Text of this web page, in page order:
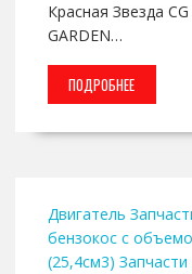
Красная Звезда
GARDEN…
ПОДРОБНЕЕ
Двигатель
бензокос с
(25,4см3)